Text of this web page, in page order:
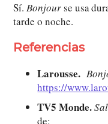
Sí.Bonjourse usa
tarde o noche.
Referencias
Larousse.
https://
TV5 Monde.
de: